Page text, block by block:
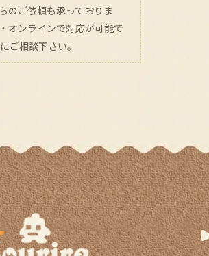
のご依頼も承っておりま
オンラインで対応が可能で
ご相談下さい。